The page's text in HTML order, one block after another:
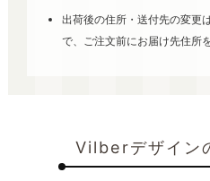
出荷後の住所・送付先の変更
で、ご注文前にお届け先住所
Vilberデザイン